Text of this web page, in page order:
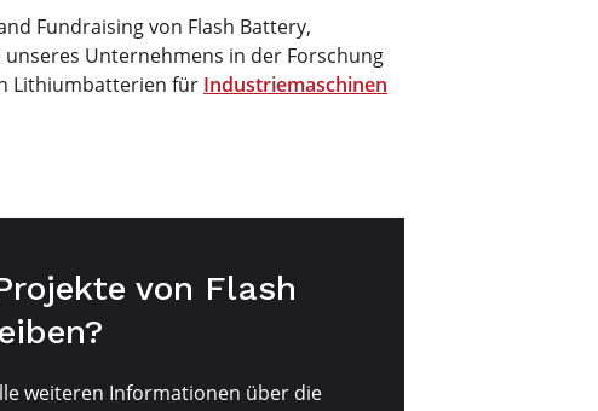
Fundraising von Flash Battery,
Unternehmens in der Forschung
Lithiumbatterien für Industriemaschinen
von Flash
weiteren Informationen über die